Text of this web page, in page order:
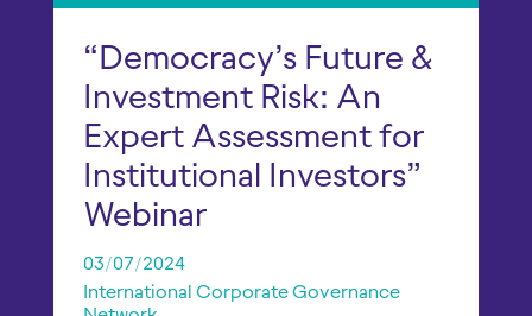
“Democracy’s Future &
Investment Risk: An
Expert Assessment for
Institutional Investors”
Webinar
03/07/2024
International Corporate Governance